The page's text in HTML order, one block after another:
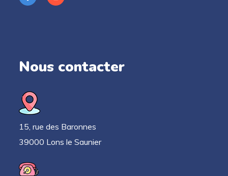
Nous contacter
15, rue des Baronnes
39000 Lons le Saunier